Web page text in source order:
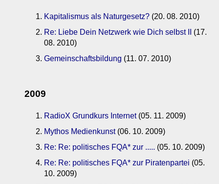
Kapitalismus als Naturgesetz? (20. 08. 2010)
Re: Liebe Dein Netzwerk wie Dich selbst II
(17.
08. 2010)
Gemeinschaftsbildung (11. 07. 2010)
2009
RadioX Grundkurs Internet(05. 11. 2009)
Mythos Medienkunst(06. 10. 2009)
Re: Re: politisches FQA* zur ..... (05. 10. 2009)
Re: Re: politisches FQA* zur Piratenpartei (05.
10. 2009)